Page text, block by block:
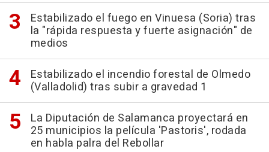
Estabilizado el fuego en Vinuesa (Soria) tras
la "rápida respuesta y fuerte asignación" de
medios
Estabilizado el incendio forestal de Olmedo
(Valladolid) tras subir a gravedad 1
La Diputación de Salamanca proyectará en
25 municipios la película 'Pastoris', rodada
en habla palra del Rebollar